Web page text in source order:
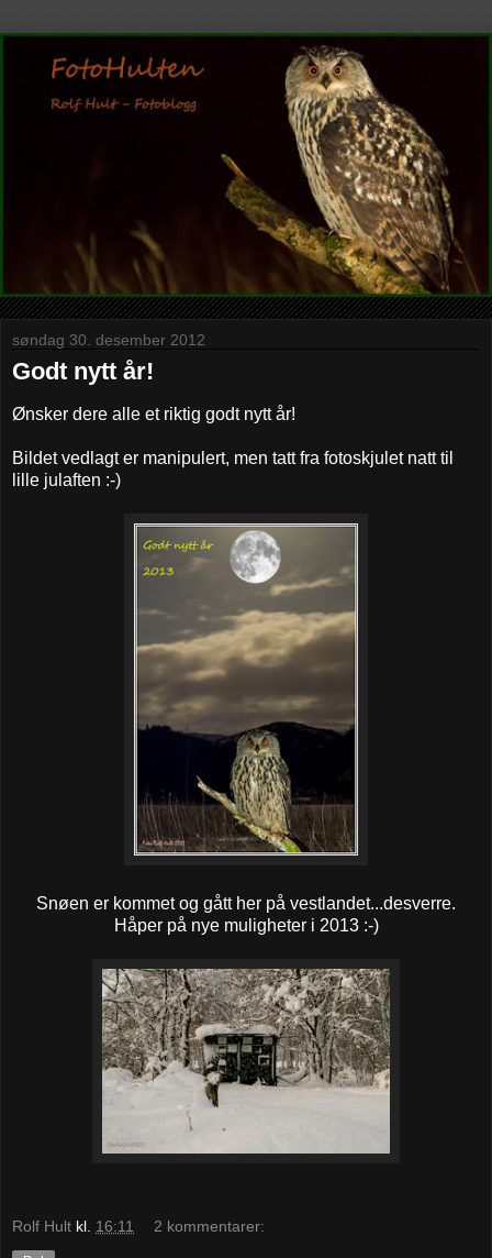
søndag 30. desember 2012
Godt nytt år!
Ønsker dere alle et riktig godt nytt år!
Bildet vedlagt er manipulert, men tatt fra fotoskjulet natt til
lille julaften :-)
Snøen er kommet og gått her på vestlandet...desverre.
Håper på nye muligheter i 2013 :-)
Rolf Hult kl. 16:11 2 kommentarer: